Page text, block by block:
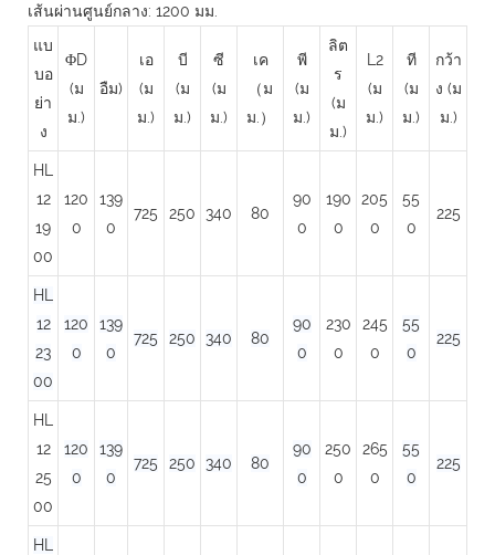
เส้นผ่านศูนย์กลาง: 1200 มม.
แบ
บอ
ย่า
ง
ΦD
(ม
ม.)
อืม)
เอ
(ม
ม.)
บี
(ม
ม.)
ซี
(ม
ม.)
เค
（ม
ม.）
พี
(ม
ม.)
ลิต
ร
(ม
ม.)
L2
(ม
ม.)
ที
(ม
ม.)
กว้า
ง (ม
ม.)
HL
12
19
00
120
0
139
0
725 250 340 80
90
0
190
0
205
0
55
0
225
HL
12
23
00
120
0
139
0
725 250 340 80
90
0
230
0
245
0
55
0
225
HL
12
25
00
120
0
139
0
725 250 340 80
90
0
250
0
265
0
55
0
225
HL